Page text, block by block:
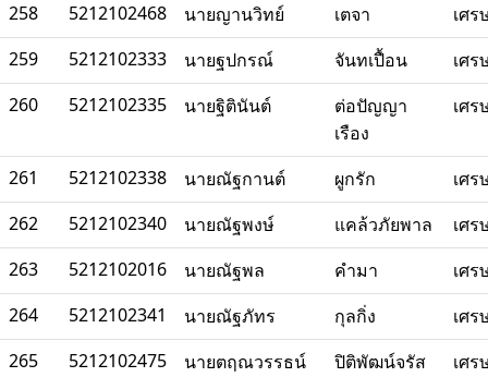
258
5212102468 นายญานวิทย์ เตจา
เศ
259
5212102333 นายฐปกรณ์ จันทเปื้อน
เศ
260
5212102335 นายฐิตินันต์
ต่อปัญญา
เรือง
เศ
261 5212102338 นายณัฐกานต์ ผูกรัก
เศ
262
5212102340 นายณัฐพงษ์ แคล้วภัยพาล
เศ
263
5212102016 นายณัฐพล คำมา
เศ
264
5212102341 นายณัฐภัทร กุลกิ่ง
เศ
265
5212102475 นายตฤณวรรธน์ ปิติพัฒน์จรัส
เศ